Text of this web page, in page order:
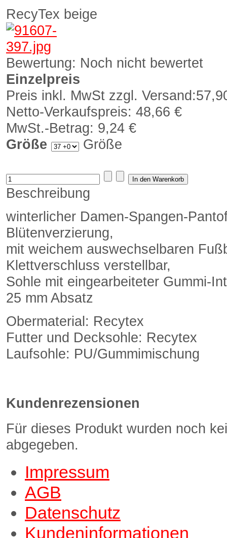
RecyTex beige
Bewertung: Noch nicht bewertet
Einzelpreis
Preis inkl. MwSt zzgl. Versand:
Netto-Verkaufspreis: 48,66 €
MwSt.-Betrag: 9,24 €
Größe
Größe
Beschreibung
winterlicher Damen-Spangen-
Blütenverzierung,
mit weichem auswechselbaren
Klettverschluss verstellbar,
Sohle mit eingearbeiteter Gummi-
25 mm Absatz
Obermaterial: Recytex
Futter und Decksohle: Recytex
Laufsohle: PU/Gummimischung
Kundenrezensionen
Für dieses Produkt wurden noch
abgegeben.
Impressum
AGB
Datenschutz
Kundeninformationen